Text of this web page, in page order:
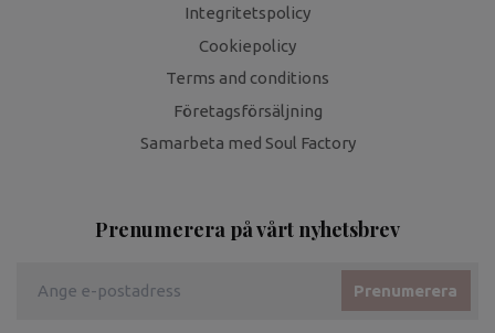
Integritetspolicy
Cookiepolicy
Terms and conditions
Företagsförsäljning
Samarbeta med Soul Factory
Prenumerera på vårt nyhetsbrev
Prenumerera